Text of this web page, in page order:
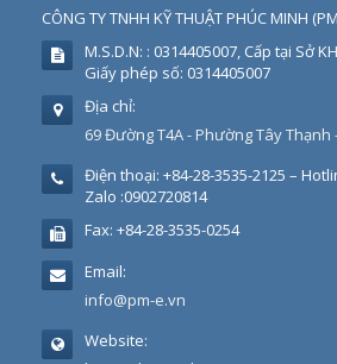
CÔNG TY TNHH KỸ THUẬT PHÚC MINH (
M.S.D.N: : 0314405007, Cấp tại Sở
Giấy phép số: 0314405007
Địa chỉ:
69 Đường T4A - Phường Tây Thạnh
Điện thoại: +84-28-3535-2125 –
Zalo :0902720814
Fax: +84-28-3535-0254
Email:
info@pm-e.vn
Website: